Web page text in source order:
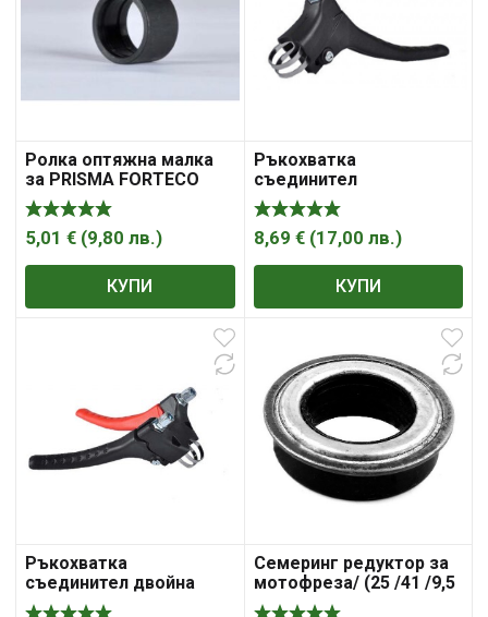
Ролка оптяжна малка
за PRISMA FORTECO
5,01 € (9,80 лв.)
КУПИ
Ръкохватка
съединител
8,69 € (17,00 лв.)
КУПИ
Ръкохватка
съединител двойна
Семеринг редуктор за
мотофреза/ (25 /41 /9,5
/13 мм)